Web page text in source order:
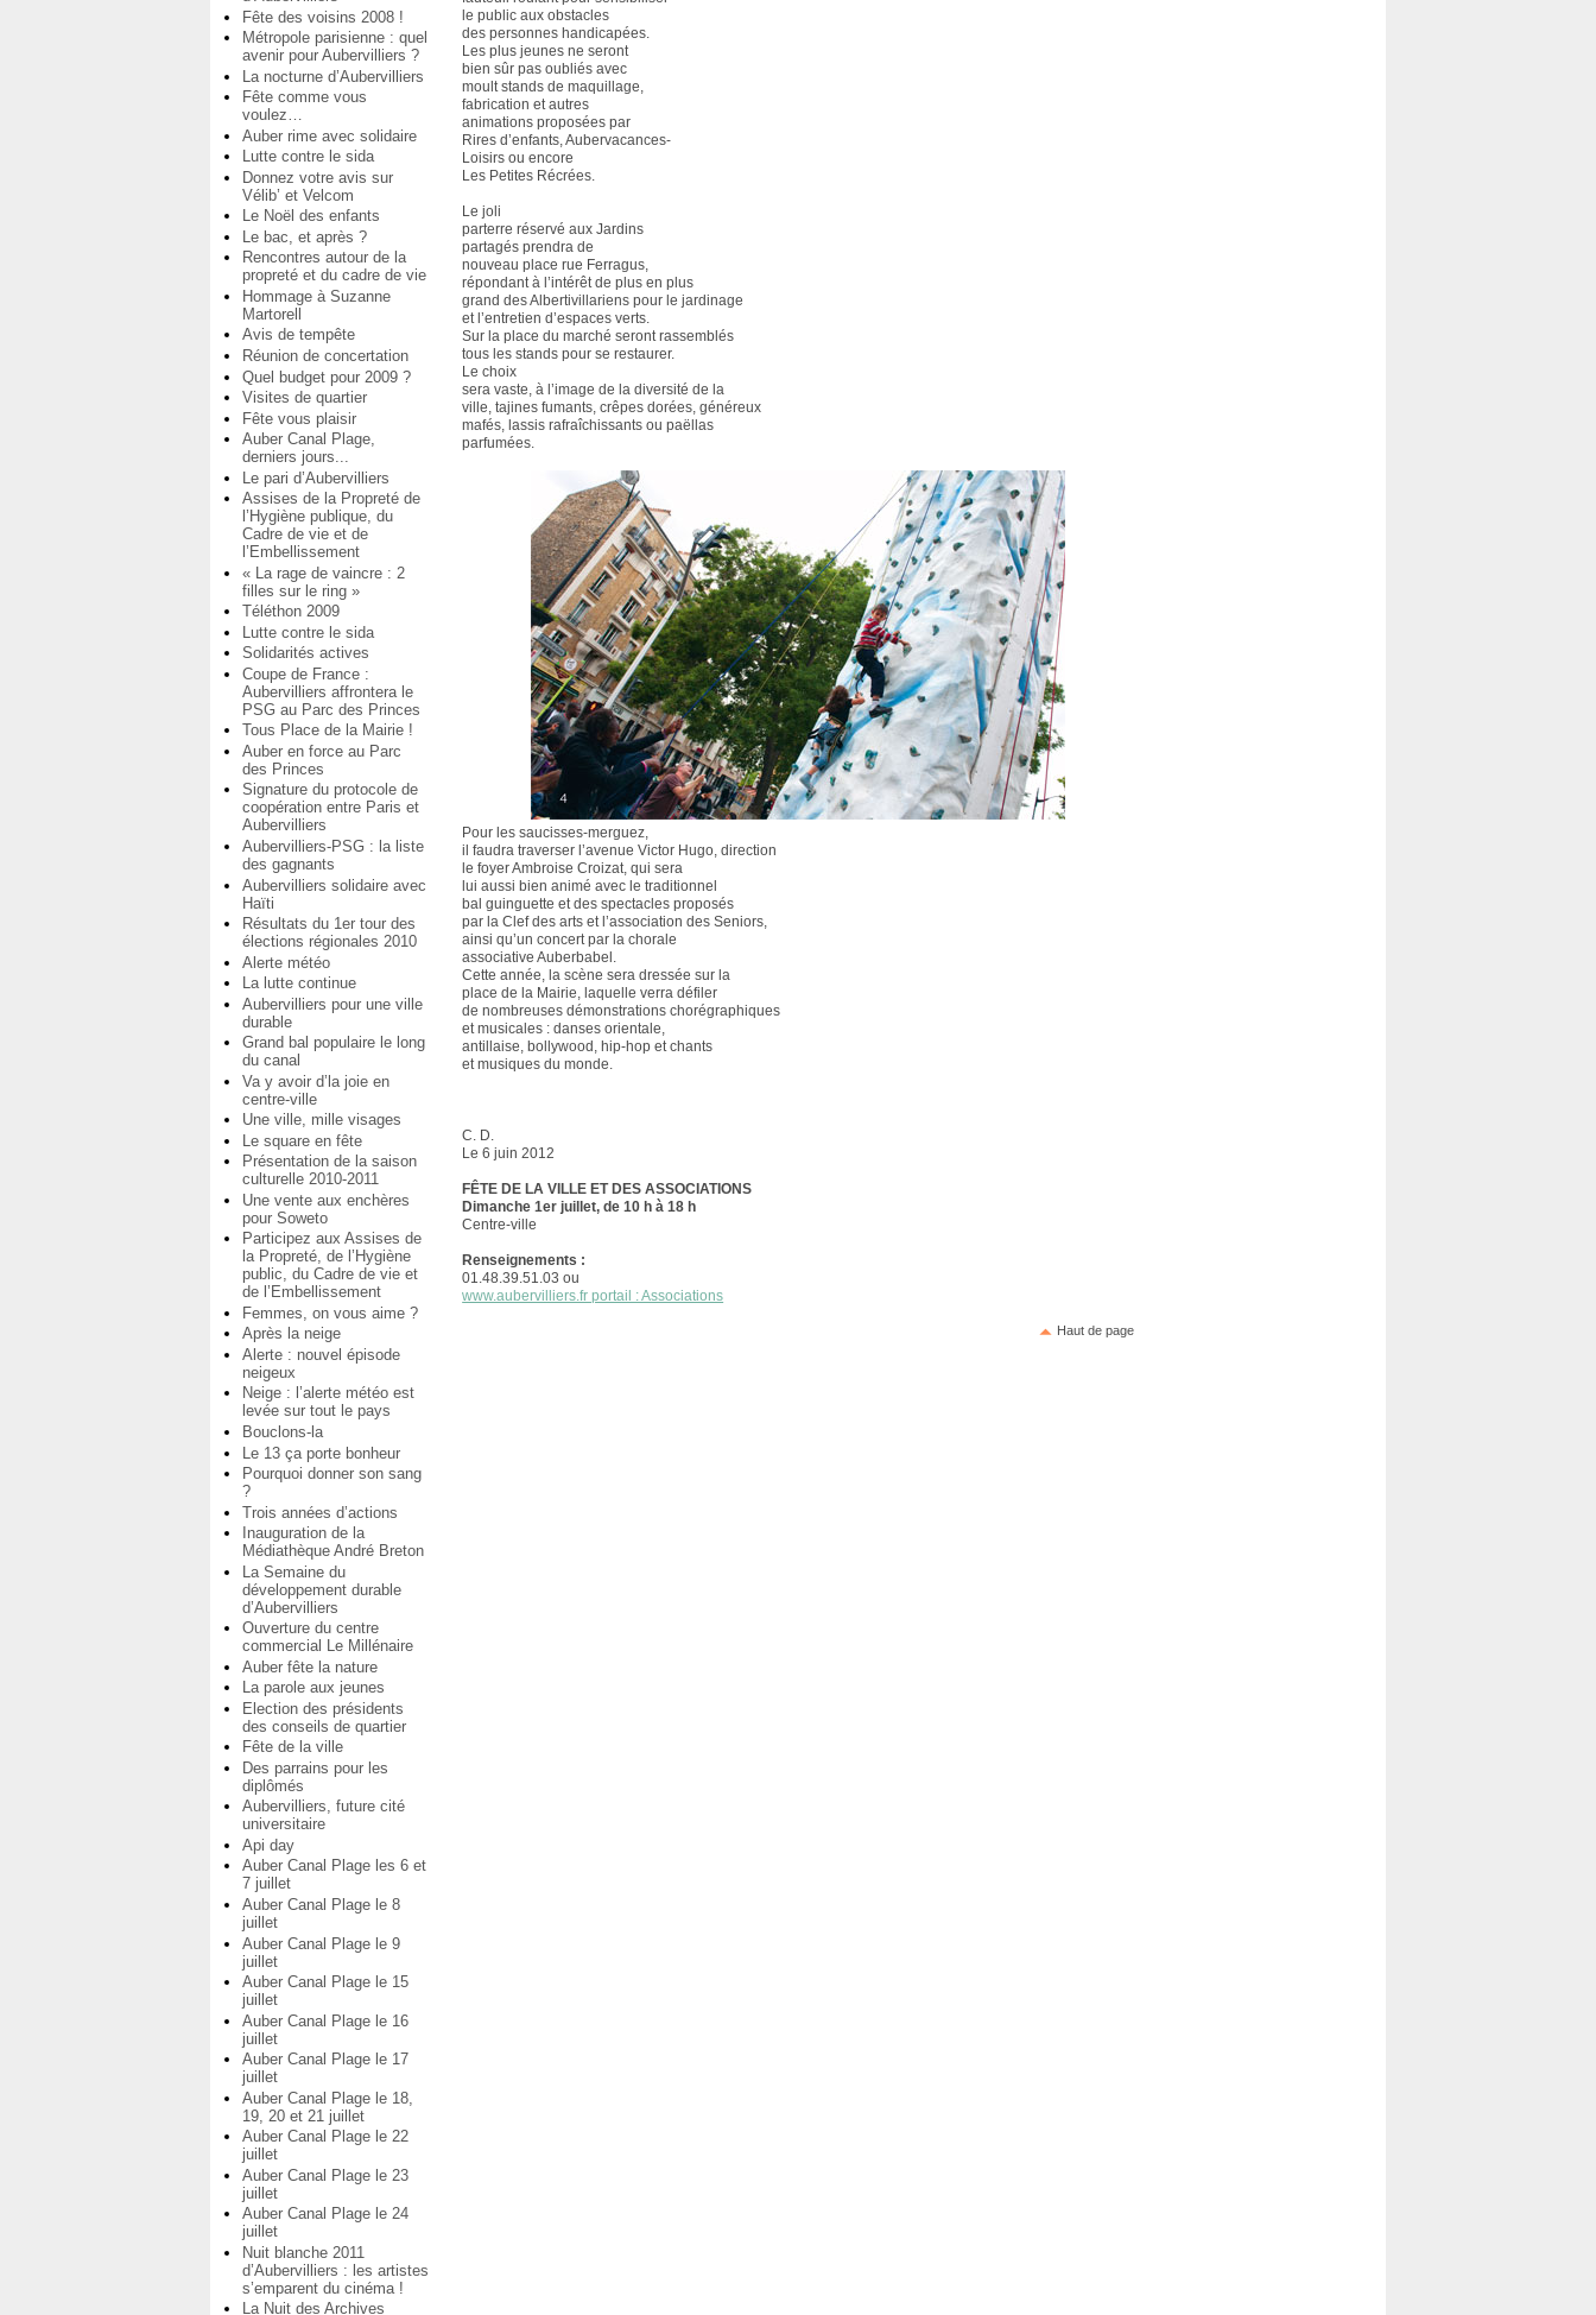
Fête des voisins 2008 !
Métropole parisienne : quel
avenir pour Aubervilliers ?
La nocturne d’Aubervilliers
Fête comme vous
voulez…
Auber rime avec solidaire
Lutte contre le sida
Donnez votre avis sur
Vélib’ et Velcom
Le Noël des enfants
Le bac, et après ?
Rencontres autour de la
propreté et du cadre de vie
Hommage à Suzanne
Martorell
Avis de tempête
Réunion de concertation
Quel budget pour 2009 ?
Visites de quartier
Fête vous plaisir
Auber Canal Plage,
derniers jours...
Le pari d’Aubervilliers
Assises de la Propreté de
l’Hygiène publique, du
Cadre de vie et de
l’Embellissement
« La rage de vaincre : 2
filles sur le ring »
Téléthon 2009
Lutte contre le sida
Solidarités actives
Coupe de France :
Aubervilliers affrontera le
PSG au Parc des Princes
Tous Place de la Mairie !
Auber en force au Parc
des Princes
Signature du protocole de
coopération entre Paris et
Aubervilliers
Aubervilliers-PSG : la liste
des gagnants
Aubervilliers solidaire avec
Haïti
Résultats du 1er tour des
élections régionales 2010
Alerte météo
La lutte continue
Aubervilliers pour une ville
durable
Grand bal populaire le long
du canal
Va y avoir d’la joie en
centre-ville
Une ville, mille visages
Le square en fête
Présentation de la saison
culturelle 2010-2011
Une vente aux enchères
pour Soweto
Participez aux Assises de
la Propreté, de l’Hygiène
public, du Cadre de vie et
de l’Embellissement
Femmes, on vous aime ?
Après la neige
Alerte : nouvel épisode
neigeux
Neige : l’alerte météo est
levée sur tout le pays
Bouclons-la
Le 13 ça porte bonheur
Pourquoi donner son sang
?
Trois années d’actions
Inauguration de la
Médiathèque André Breton
La Semaine du
développement durable
d’Aubervilliers
Ouverture du centre
commercial Le Millénaire
Auber fête la nature
La parole aux jeunes
Election des présidents
des conseils de quartier
Fête de la ville
Des parrains pour les
diplômés
Aubervilliers, future cité
universitaire
Api day
Auber Canal Plage les 6 et
7 juillet
Auber Canal Plage le 8
juillet
Auber Canal Plage le 9
juillet
Auber Canal Plage le 15
juillet
Auber Canal Plage le 16
juillet
Auber Canal Plage le 17
juillet
Auber Canal Plage le 18,
19, 20 et 21 juillet
Auber Canal Plage le 22
juillet
Auber Canal Plage le 23
juillet
Auber Canal Plage le 24
juillet
Nuit blanche 2011
d’Aubervilliers : les artistes
s’emparent du cinéma !
La Nuit des Archives
le public aux obstacles
des personnes handicapées.
Les plus jeunes ne seront
bien sûr pas oubliés avec
moult stands de maquillage,
fabrication et autres
animations proposées par
Rires d’enfants, Aubervacances-
Loisirs ou encore
Les Petites Récrées.
Le joli
parterre réservé aux Jardins
partagés prendra de
nouveau place rue Ferragus,
répondant à l’intérêt de plus en plus
grand des Albertivillariens pour le jardinage
et l’entretien d’espaces verts.
Sur la place du marché seront rassemblés
tous les stands pour se restaurer.
Le choix
sera vaste, à l’image de la diversité de la
ville, tajines fumants, crêpes dorées, généreux
mafés, lassis rafraîchissants ou paëllas
parfumées.
Pour les saucisses-merguez,
il faudra traverser l’avenue Victor Hugo, direction
le foyer Ambroise Croizat, qui sera
lui aussi bien animé avec le traditionnel
bal guinguette et des spectacles proposés
par la Clef des arts et l’association des Seniors,
ainsi qu’un concert par la chorale
associative Auberbabel.
Cette année, la scène sera dressée sur la
place de la Mairie, laquelle verra défiler
de nombreuses démonstrations chorégraphiques
et musicales : danses orientale,
antillaise, bollywood, hip-hop et chants
et musiques du monde.
C. D.
Le 6 juin 2012
FÊTE DE LA VILLE ET DES ASSOCIATIONS
Dimanche 1er juillet, de 10 h à 18 h
Centre-ville
Renseignements :
01.48.39.51.03 ou
www.aubervilliers.fr portail : Associations
Haut de page